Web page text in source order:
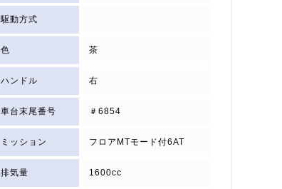
駆動方式
色 茶
ハンドル 右
車台末尾番号 ＃6854
ミッション フロアMTモード付6AT
排気量 1600cc